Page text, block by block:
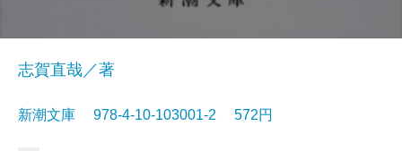
志賀直哉／著
新潮文庫 978-4-10-103001-2 572円